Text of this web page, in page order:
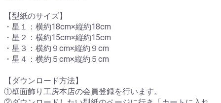
【型紙のサイズ】
・星１：横約18cm×縦約18cm
・星２：横約15cm×縦約15cm
・星３：横約９cm×縦約９cm
・星４：横約５cm×縦約５cm
【ダウンロード方法】
①壁面飾り工房本店の会員登録を行います。